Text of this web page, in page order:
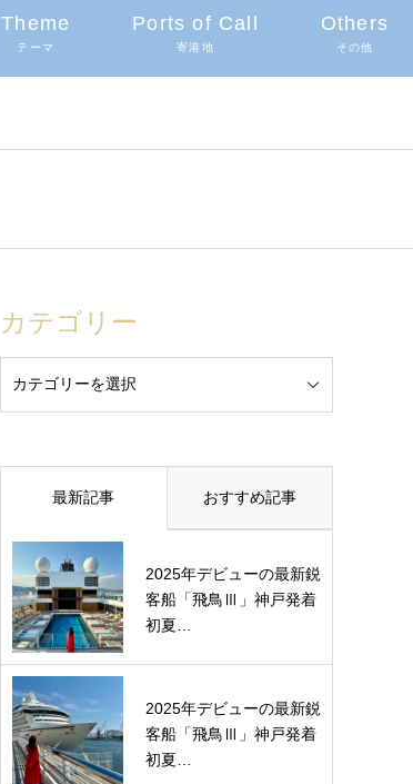
Theme
テーマ
Ports of Call
寄港地
Others
その他
カテゴリー
最新記事 おすすめ記事
2025年デビューの最新鋭
客船「飛鳥Ⅲ」神戸発着
初夏…
2025年デビューの最新鋭
客船「飛鳥Ⅲ」神戸発着
初夏…